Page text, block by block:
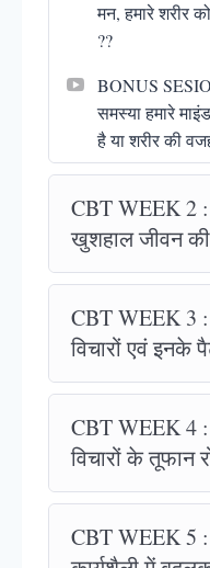
मन, हमारे शरीर
??
BONUS
समस्या हमारे
है या शरीर की
CBT WEEK 2
खुशहाल जीवन
CBT WEEK
विचारों एवं इनके
CBT WEEK 4
विचारों के तूफान
CBT WEEK 5